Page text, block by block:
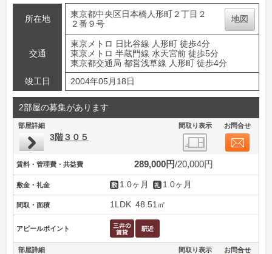
所在地
東京都中央区日本橋人形町２丁目２
２番９号
地図
交通
東京メトロ 日比谷線 人形町 徒歩4分
東京メトロ 半蔵門線 水天宮前 徒歩5分
東京都交通局 都営浅草線 人形町 徒歩4分
竣工日
2004年05月18日
2部屋の募集があります
部屋詳細 間取り表示 お問合せ
3階３０５
賃料・管理費・共益費 289,000円 20,000円
敷金・礼金 1.0ヶ月 1.0ヶ月
間取・面積 1LDK 48.51㎡
アピールポイント
部屋詳細 間取り表示 お問合せ